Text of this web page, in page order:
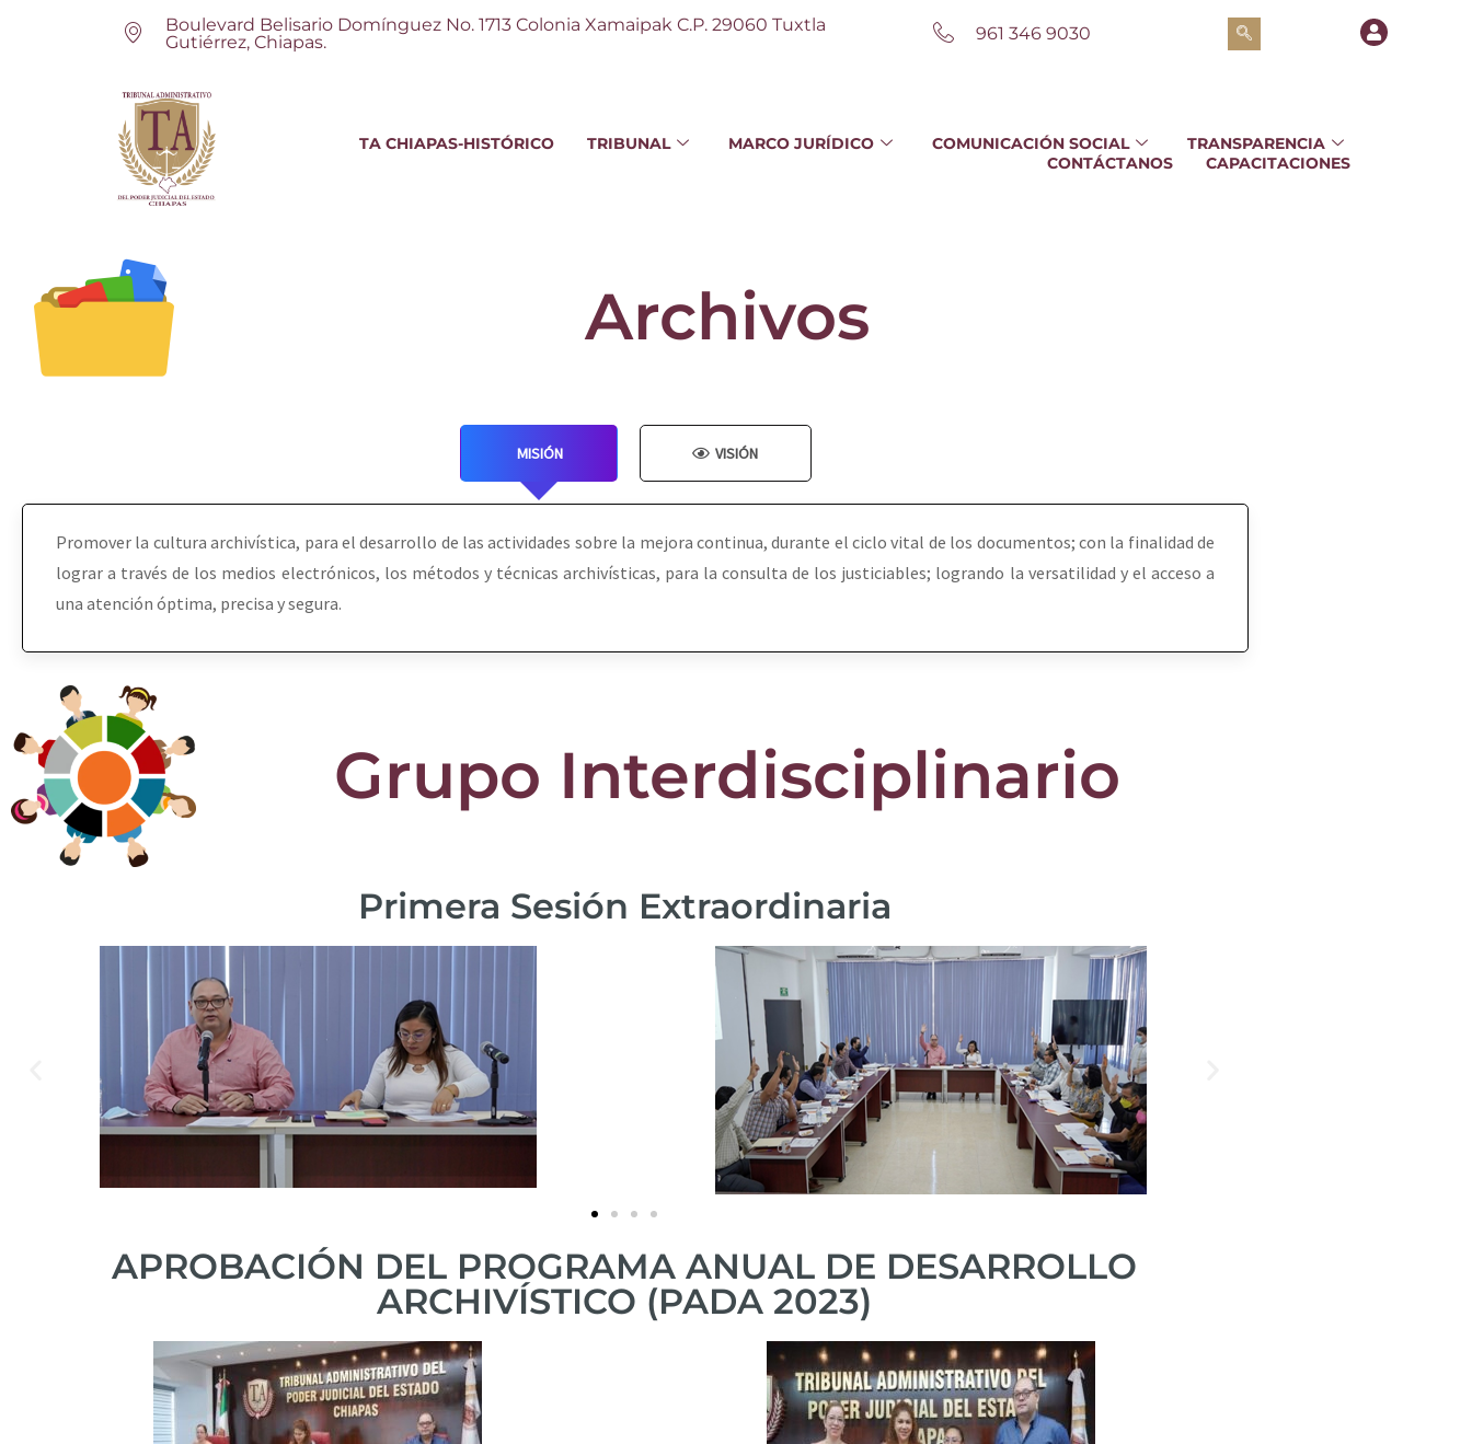
Boulevard Belisario Domínguez No. 1713 Colonia Xamaipak C.P. 29060 Tuxtla
Gutiérrez, Chiapas.
961 346 9030
TA CHIAPAS-HISTÓRICO TRIBUNAL MARCO JURÍDICO COMUNICACIÓN SOCIAL
TRANSPARENCIA
CONTÁCTANOS
CAPACITACIONES
Archivos
MISIÓN VISIÓN
Promover la cultura archivística, para el desarrollo de las actividades sobre la mejora continua, durante el ciclo vital de los documentos; con la finalidad de
lograr a través de los medios electrónicos, los métodos y técnicas archivísticas, para la consulta de los justiciables; logrando la versatilidad y el acceso a
una atención óptima, precisa y segura.
Grupo Interdisciplinario
Primera Sesión Extraordinaria
APROBACIÓN DEL PROGRAMA ANUAL DE DESARROLLO
ARCHIVÍSTICO (PADA 2023)